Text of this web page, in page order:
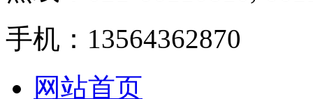
手机：13564362870
网站首页